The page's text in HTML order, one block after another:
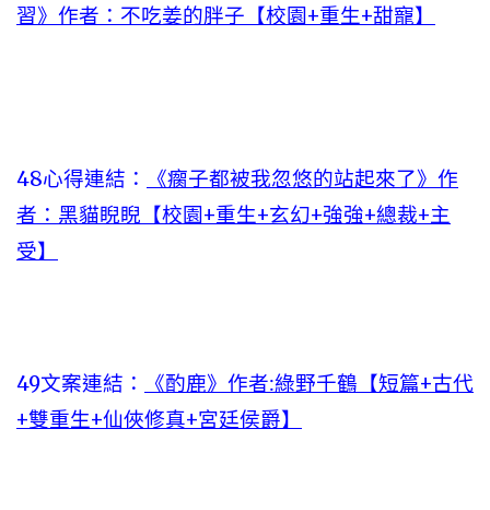
習》作者：不吃姜的胖子【校園+重生+甜寵】
48心得連結：
《瘸子都被我忽悠的站起來了》作
者：黑貓睨睨【校園+重生+玄幻+強強+總裁+主
受】
49文案連結：
《酌鹿》作者:綠野千鶴【短篇+古代
+雙重生+仙俠修真+宮廷侯爵】